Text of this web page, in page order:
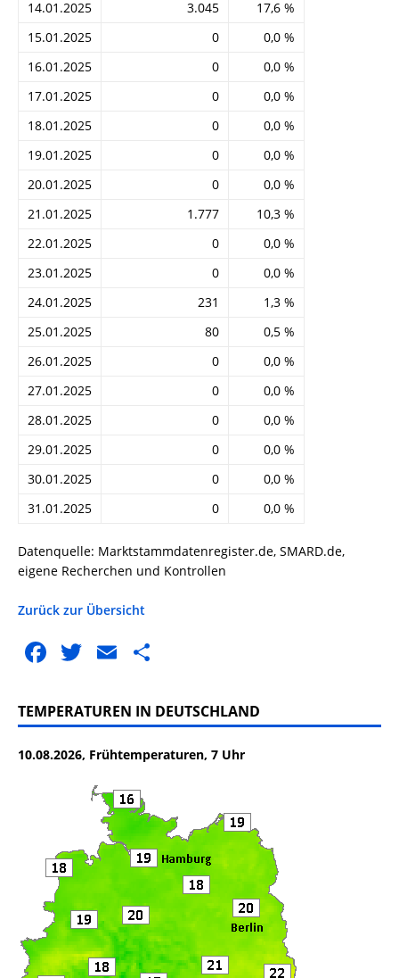
14.01.2025
3.045
17,6 %
15.01.2025
0
0,0 %
16.01.2025
0
0,0 %
17.01.2025
0
0,0 %
18.01.2025
0
0,0 %
19.01.2025
0
0,0 %
20.01.2025
0
0,0 %
21.01.2025
1.777
10,3 %
22.01.2025
0
0,0 %
23.01.2025
0
0,0 %
24.01.2025
231
1,3 %
25.01.2025
80
0,5 %
26.01.2025
0
0,0 %
27.01.2025
0
0,0 %
28.01.2025
0
0,0 %
29.01.2025
0
0,0 %
30.01.2025
0
0,0 %
31.01.2025
0 0,0 %
Datenquelle: Marktstammdatenregister.de, SMARD.de,
eigene Recherchen und Kontrollen
Zurück zur Übersicht
F
c
e
b
k
T
it
te
r
E
ai
l
le
n
TEMPERATUREN IN DEUTSCHLAND
10.08.2026, Frühtemperaturen, 7 Uhr